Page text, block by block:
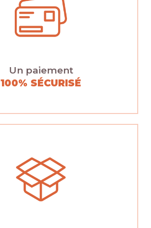
Un paiement
100% SÉCURISÉ